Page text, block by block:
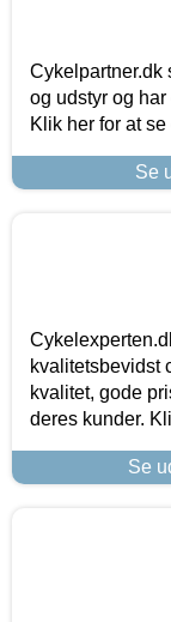
og udstyr og
Klik her for at
Se
kvalitetsbevidst
kvalitet, gode
deres kunder.
Se